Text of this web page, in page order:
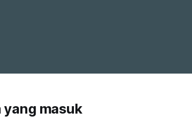
yang masuk